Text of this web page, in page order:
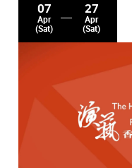
07
Apr
(Sat)
27
Apr
(Sat)